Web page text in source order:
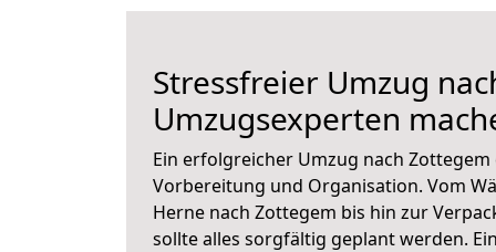
Stressfreier Umzug
Umzugsexperten
Ein erfolgreicher Umzug nach
Vorbereitung und Organisation. Vom
Herne nach Zottegem bis hin zur
sollte alles sorgfältig geplant werden.